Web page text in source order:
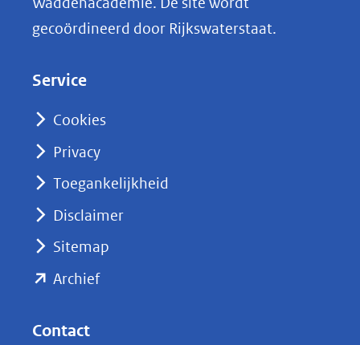
k
e
nieuw
naar
gecoördineerd door Rijkswaterstaat.
Service
Cookies
Privacy
Toegankelijkheid
Disclaimer
Sitemap
Archief(opent
Contact